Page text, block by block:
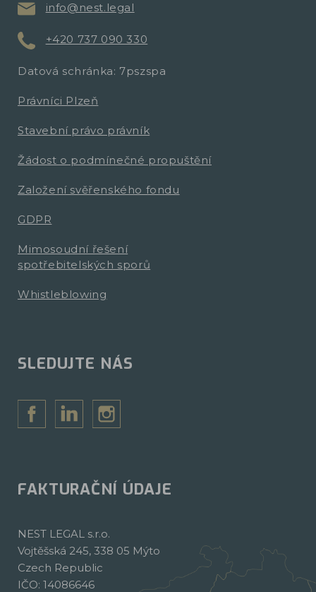
info@nest.legal
+420 737 090 330
Datová schránka: 7pszspa
Právníci Plzeň
Stavební právo právník
Žádost o podmínečné propuštění
Založení svěřenského fondu
GDPR
Mimosoudní řešení
spotřebitelských sporů
Whistleblowing
SLEDUJTE NÁS
FAKTURAČNÍ ÚDAJE
NEST LEGAL s.r.o.
Vojtěšská 245, 338 05 Mýto
Czech Republic
IČO: 14086646